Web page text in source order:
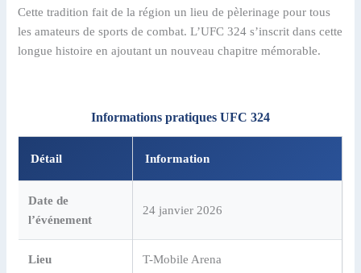
Cette tradition fait de la région un lieu de pèlerinage pour tous
les amateurs de sports de combat. L’UFC 324 s’inscrit dans cette
longue histoire en ajoutant un nouveau chapitre mémorable.
Informations pratiques UFC 324
Détail Information
Date de
l’événement
24 janvier 2026
Lieu T-Mobile Arena